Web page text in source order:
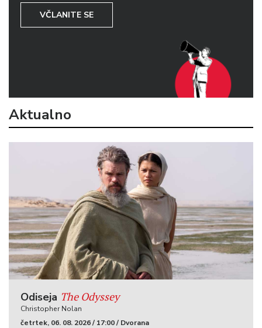
VČLANITE SE
Aktualno
Odiseja The Odyssey
Christopher Nolan
četrtek, 06. 08. 2026 / 17:00 / Dvorana